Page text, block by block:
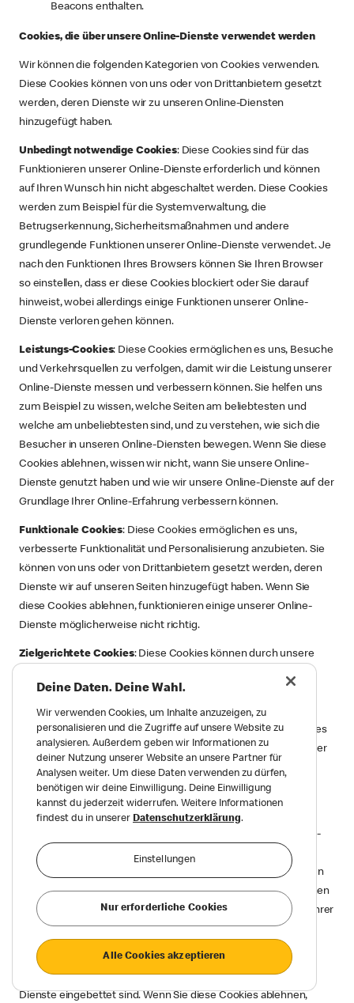
Beacons enthalten.
Cookies, die über unsere Online-Dienste verwendet werden
Wir können die folgenden Kategorien von Cookies verwenden.
Diese Cookies können von uns oder von Drittanbietern gesetzt
werden, deren Dienste wir zu unseren Online-Diensten
hinzugefügt haben.
Unbedingt notwendige Cookies: Diese Cookies sind für das
Funktionieren unserer Online-Dienste erforderlich und können
auf Ihren Wunsch hin nicht abgeschaltet werden. Diese Cookies
werden zum Beispiel für die Systemverwaltung, die
Betrugserkennung, Sicherheitsmaßnahmen und andere
grundlegende Funktionen unserer Online-Dienste verwendet. Je
nach den Funktionen Ihres Browsers können Sie Ihren Browser
so einstellen, dass er diese Cookies blockiert oder Sie darauf
hinweist, wobei allerdings einige Funktionen unserer Online-
Dienste verloren gehen können.
Leistungs-Cookies: Diese Cookies ermöglichen es uns, Besuche
und Verkehrsquellen zu verfolgen, damit wir die Leistung unserer
Online-Dienste messen und verbessern können. Sie helfen uns
zum Beispiel zu wissen, welche Seiten am beliebtesten und
welche am unbeliebtesten sind, und zu verstehen, wie sich die
Besucher in unseren Online-Diensten bewegen. Wenn Sie diese
Cookies ablehnen, wissen wir nicht, wann Sie unsere Online-
Dienste genutzt haben und wie wir unsere Online-Dienste auf der
Grundlage Ihrer Online-Erfahrung verbessern können.
Funktionale Cookies: Diese Cookies ermöglichen es uns,
verbesserte Funktionalität und Personalisierung anzubieten. Sie
können von uns oder von Drittanbietern gesetzt werden, deren
Dienste wir auf unseren Seiten hinzugefügt haben. Wenn Sie
diese Cookies ablehnen, funktionieren einige unserer Online-
Dienste möglicherweise nicht richtig.
Zielgerichtete Cookies: Diese Cookies können durch unsere
werden. Sie können verwendet werden, um ein Profil Ihrer
Interessen zu erstellen und Ihnen relevante Werbung auf
anderen Websites zu zeigen. Diese Werbung kann auch Cookies
platzieren, die andere Cookies von Dritten in Ihrem Webbrowser
anzeigen, bearbeiten oder setzen können. Wenn Sie diese
Cookies ablehnen, werden Sie Werbung sehen, die
möglicherweise nicht auf Sie zugeschnitten ist.
: Diese Cookies können von Social-
Media-Diensten gesetzt werden, die wir zu unseren Online-
Diensten hinzugefügt haben, damit Sie unsere Inhalte mit Ihren
Freunden und Netzwerken teilen können. Diese Cookies können
Ihren Browser auf anderen Websites verfolgen und ein Profil Ihrer
Interessen erstellen.
YouTube-Cookies: YouTube-Cookies werden verwendet, um
externe Inhalte von YouTube zu laden, die in unsere Online-
Dienste eingebettet sind. Wenn Sie diese Cookies ablehnen,
Deine Daten. Deine Wahl.
Wir verwenden Cookies, um Inhalte anzuzeigen, zu
personalisieren und die Zugriffe auf unsere Website zu
analysieren. Außerdem geben wir Informationen zu
deiner Nutzung unserer Website an unsere Partner für
Analysen weiter. Um diese Daten verwenden zu dürfen,
benötigen wir deine Einwilligung. Deine Einwilligung
kannst du jederzeit widerrufen. Weitere Informationen
findest du in unserer Datenschutzerklärung.
Einstellungen
Nur erforderliche Cookies
Alle Cookies akzeptieren